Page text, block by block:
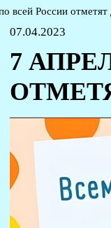
всей России
07.04.2023
7